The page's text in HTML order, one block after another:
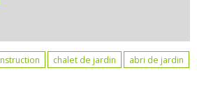
chalet de jardin
abri de jardin